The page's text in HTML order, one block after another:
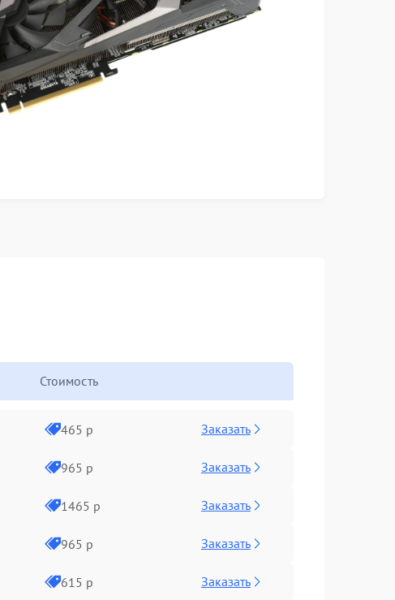
Стоимость
465 р Заказать
965 р Заказать
1465 р Заказать
965 р Заказать
615 р Заказать